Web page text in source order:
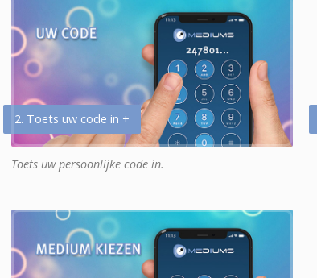
2. Toets uw code in +
Toets uw persoonlijke code in.